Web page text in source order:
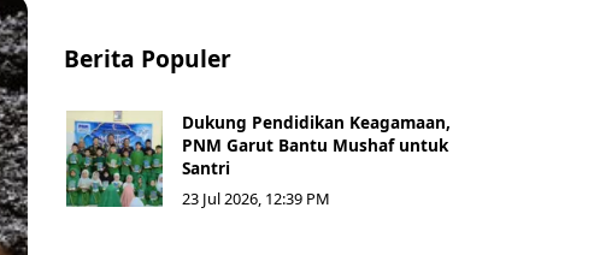
Berita Populer
Dukung Pendidikan Keagamaan,
PNM Garut Bantu Mushaf untuk
Santri
23 Jul 2026, 12:39 PM